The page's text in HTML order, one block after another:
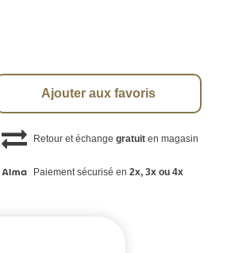
Ajouter aux favoris
Retour et échange gratuiten magasin
Paiement sécurisé en 2x, 3x ou 4x